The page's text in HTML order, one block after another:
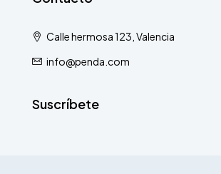
Calle hermosa 123, Valencia
info@penda.com
Suscríbete